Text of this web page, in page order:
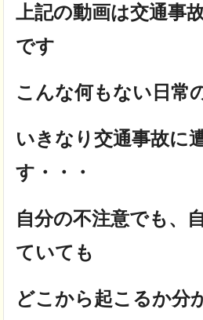
上記の動画は交通事
です
こんな何もない日常
いきなり交通事故に
す・・・
自分の不注意でも、
ていても
どこから起こるか分